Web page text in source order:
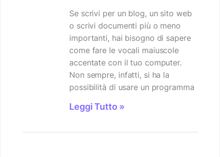
Se scrivi per un blog, un sito web
o scrivi documenti più o meno
importanti, hai bisogno di sapere
come fare le vocali maiuscole
accentate con il tuo computer.
Non sempre, infatti, si ha la
possibilità di usare un programma
Leggi Tutto »